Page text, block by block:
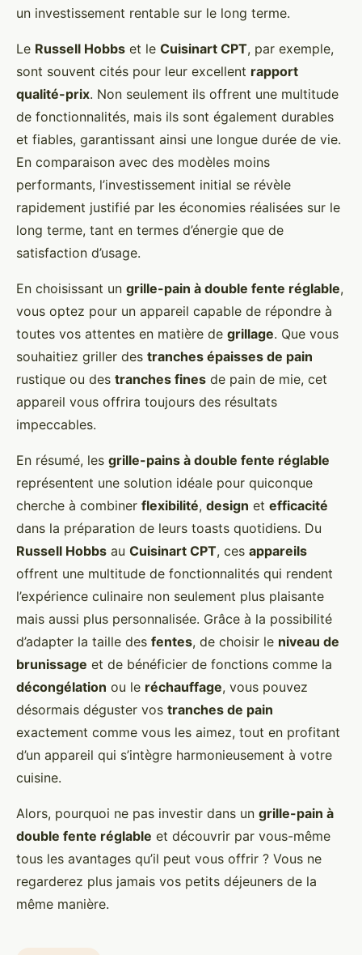
un investissement rentable sur le long terme.
Le Russell Hobbs et le Cuisinart CPT, par exemple,
sont souvent cités pour leur excellent rapport
qualité-prix. Non seulement ils offrent une multitude
de fonctionnalités, mais ils sont également durables
et fiables, garantissant ainsi une longue durée de vie.
En comparaison avec des modèles moins
performants, l’investissement initial se révèle
rapidement justifié par les économies réalisées sur le
long terme, tant en termes d’énergie que de
satisfaction d’usage.
En choisissant un grille-pain à double fente réglable,
vous optez pour un appareil capable de répondre à
toutes vos attentes en matière de grillage. Que vous
souhaitiez griller des tranches épaisses de pain
rustique ou des tranches fines de pain de mie, cet
appareil vous offrira toujours des résultats
impeccables.
En résumé, les grille-pains à double fente réglable
représentent une solution idéale pour quiconque
cherche à combiner flexibilité, design et efficacité
dans la préparation de leurs toasts quotidiens. Du
Russell Hobbs au Cuisinart CPT, ces appareils
offrent une multitude de fonctionnalités qui rendent
l’expérience culinaire non seulement plus plaisante
mais aussi plus personnalisée. Grâce à la possibilité
d’adapter la taille des fentes, de choisir le niveau de
brunissage et de bénéficier de fonctions comme la
décongélation ou le réchauffage, vous pouvez
désormais déguster vos tranches de pain
exactement comme vous les aimez, tout en profitant
d’un appareil qui s’intègre harmonieusement à votre
cuisine.
Alors, pourquoi ne pas investir dans un grille-pain à
double fente réglable et découvrir par vous-même
tous les avantages qu’il peut vous offrir ? Vous ne
regarderez plus jamais vos petits déjeuners de la
même manière.